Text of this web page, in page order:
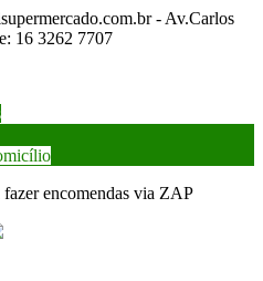
- Av.Carlos
16 3262 7707
encomendas via ZAP